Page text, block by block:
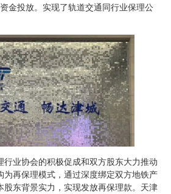
金投放。实现了轨道交通同行业保理公
行业协会的积极促成和双方股东大力推动
为再保理模式，通过深度绑定双方地铁产
股东背景实力，实现发放再保理款。天津